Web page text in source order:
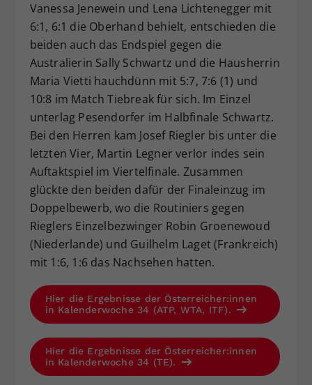
Vanessa Jenewein und Lena Lichtenegger mit
6:1, 6:1 die Oberhand behielt, entschieden die
beiden auch das Endspiel gegen die
Australierin Sally Schwartz und die Hausherrin
Maria Vietti hauchdünn mit 5:7, 7:6 (1) und
10:8 im Match Tiebreak für sich. Im Einzel
unterlag Pesendorfer im Halbfinale Schwartz.
Bei den Herren kam Josef Riegler bis unter die
letzten Vier, Martin Legner verlor indes sein
Auftaktspiel im Viertelfinale. Zusammen
glückte den beiden dafür der Finaleinzug im
Doppelbewerb, wo die Routiniers gegen
Rieglers Einzelbezwinger Robin Groenewoud
(Niederlande) und Guilhelm Laget (Frankreich)
mit 1:6, 1:6 das Nachsehen hatten.
Hier die Ergebnisse der Österreicher:innen
in Kalenderwoche 34 (ATP, WTA, ITF).
Hier die Ergebnisse der Österreicher:innen
in Kalenderwoche 34 (TE).